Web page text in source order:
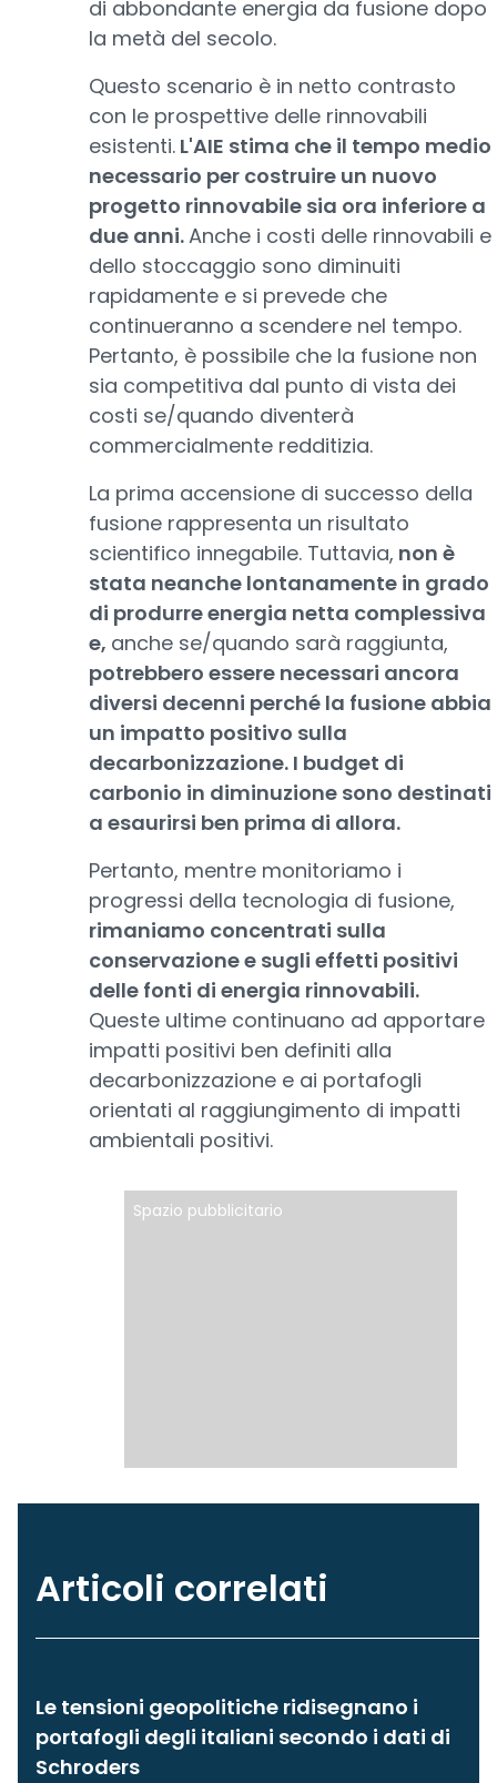
di abbondante energia da fusione dopo
la metà del secolo.
Questo scenario è in netto contrasto
con le prospettive delle rinnovabili
esistenti. L'AIE stima che il tempo medio
necessario per costruire un nuovo
progetto rinnovabile sia ora inferiore a
due anni.Anche i costi delle rinnovabili e
dello stoccaggio sono diminuiti
rapidamente e si prevede che
continueranno a scendere nel tempo.
Pertanto, è possibile che la fusione non
sia competitiva dal punto di vista dei
costi se/quando diventerà
commercialmente redditizia.
La prima accensione di successo della
fusione rappresenta un risultato
scientifico innegabile. Tuttavia, non è
stata neanche lontanamente in grado
di produrre energia netta complessiva
e, anche se/quando sarà raggiunta,
potrebbero essere necessari ancora
diversi decenni perché la fusione abbia
un impatto positivo sulla
decarbonizzazione. I budget di
carbonio in diminuzione sono destinati
a esaurirsi ben prima di allora.
Pertanto, mentre monitoriamo i
progressi della tecnologia di fusione,
rimaniamo concentrati sulla
conservazione e sugli effetti positivi
delle fonti di energia rinnovabili.
Queste ultime continuano ad apportare
impatti positivi ben definiti alla
decarbonizzazione e ai portafogli
orientati al raggiungimento di impatti
ambientali positivi.
Spazio pubblicitario
Articoli correlati
Le tensioni geopolitiche ridisegnano i
portafogli degli italiani secondo i dati di
Schroders